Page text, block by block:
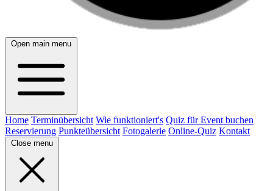
Open main menu
Home Terminübersicht Wie funktioniert's Quiz für Event buchen
Reservierung Punkteübersicht Fotogalerie Online-Quiz Kontakt
Close menu